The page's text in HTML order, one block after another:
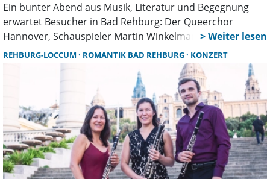
Ein bunter Abend aus Musik, Literatur und Begegnung
erwartet Besucher in Bad Rehburg: Der Queerchor
Hannover, Schauspieler Martin Winkelmann und der
Gospelchor Rehburg-Loccum gestalten am 30. Mai ein
abwechslungsreiches Programm – bei freiem Eintritt.
REHBURG-LOCCUM ROMANTIK BAD REHBURG KONZERT